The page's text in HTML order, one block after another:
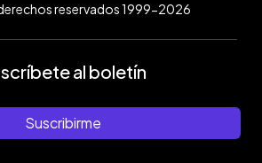
reservados 1999-2026
al boletín
Suscribirme